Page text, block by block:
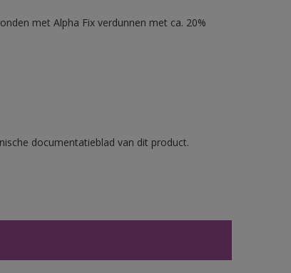
met Alpha Fix verdunnen met ca. 20%
documentatieblad van dit product.